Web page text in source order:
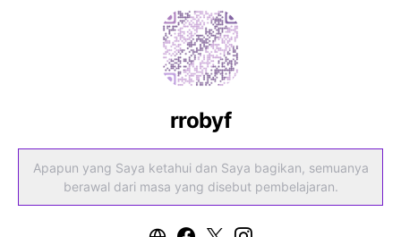
rrobyf
Apapun yang Saya ketahui dan Saya bagikan, semuanya
berawal dari masa yang disebut pembelajaran.